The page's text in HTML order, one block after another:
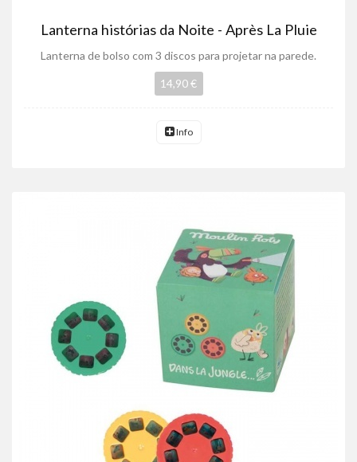
Lanterna histórias da Noite - Après La Pluie
Lanterna de bolso com 3 discos para projetar na parede.
14,90 €
Info